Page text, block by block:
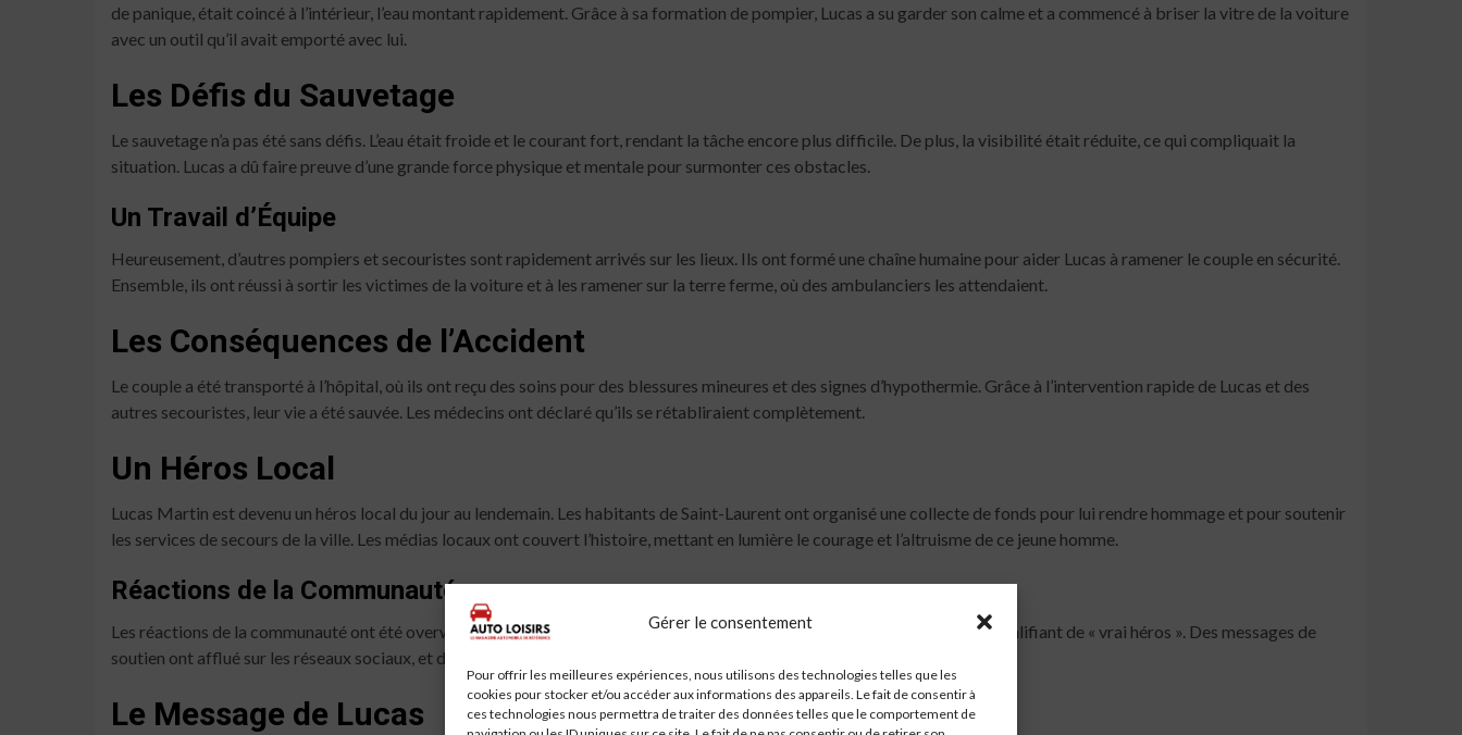
Gérer le consentement
Pour offrir les meilleures expériences, nous utilisons des technologies telles que les
cookies pour stocker et/ou accéder aux informations des appareils. Le fait de consentir à
ces technologies nous permettra de traiter des données telles que le comportement de
de panique, était coincé à l’intérieur, l’eau montant rapidement. Grâce à sa formation de pompier, Lucas a su garder son calme et a commencé à briser la vitre de la voiture
avec un outil qu’il avait emporté avec lui.
Les Défis du Sauvetage
Le sauvetage n’a pas été sans défis. L’eau était froide et le courant fort, rendant la tâche encore plus difficile. De plus, la visibilité était réduite, ce qui compliquait la
situation. Lucas a dû faire preuve d’une grande force physique et mentale pour surmonter ces obstacles.
Un Travail d’Équipe
Heureusement, d’autres pompiers et secouristes sont rapidement arrivés sur les lieux. Ils ont formé une chaîne humaine pour aider Lucas à ramener le couple en sécurité.
Ensemble, ils ont réussi à sortir les victimes de la voiture et à les ramener sur la terre ferme, où des ambulanciers les attendaient.
Les Conséquences de l’Accident
Le couple a été transporté à l’hôpital, où ils ont reçu des soins pour des blessures mineures et des signes d’hypothermie. Grâce à l’intervention rapide de Lucas et des
autres secouristes, leur vie a été sauvée. Les médecins ont déclaré qu’ils se rétabliraient complètement.
Un Héros Local
Lucas Martin est devenu un héros local du jour au lendemain. Les habitants de Saint-Laurent ont organisé une collecte de fonds pour lui rendre hommage et pour soutenir
les services de secours de la ville. Les médias locaux ont couvert l’histoire, mettant en lumière le courage et l’altruisme de ce jeune homme.
Réactions de la Communauté
Les réactions de la communauté ont été overwhelmingly positives. Beaucoup ont exprimé leur admiration pour Lucas, le qualifiant de « vrai héros ». Des messages de
soutien ont afflué sur les réseaux sociaux, et des cérémonies ont été organisées pour célébrer son acte de bravoure.
Le Message de Lucas